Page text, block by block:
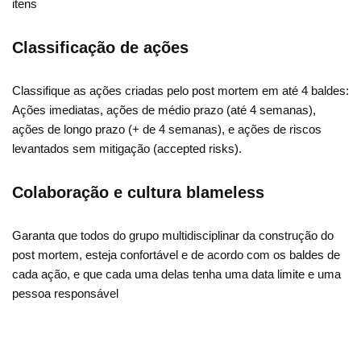
itens
Classificação de ações
Classifique as ações criadas pelo post mortem em até 4 baldes:
Ações imediatas, ações de médio prazo (até 4 semanas),
ações de longo prazo (+ de 4 semanas), e ações de riscos
levantados sem mitigação (accepted risks).
Colaboração e cultura blameless
Garanta que todos do grupo multidisciplinar da construção do
post mortem, esteja confortável e de acordo com os baldes de
cada ação, e que cada uma delas tenha uma data limite e uma
pessoa responsável